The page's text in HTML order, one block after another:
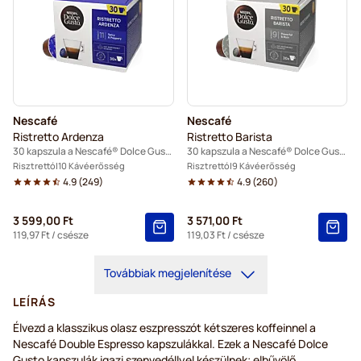
Nescafé
Ristretto Ardenza
30 kapszula a Nescafé® Dolce Gusto termékhez
Risztrettó 10 Kávéerősség
4.9(249)
3 599,00 Ft
119,97 Ft/ csésze
Nescafé
Ristretto Barista
30 kapszula a Nescafé® Dolce Gusto termékhez
Risztrettó 9 Kávéerősség
4.9(260)
3 571,00 Ft
119,03 Ft/ csésze
Továbbiak megjelenítése
LEÍRÁS
Élvezd a klasszikus olasz eszpresszót kétszeres koffeinnel a
Nescafé Double Espresso kapszulákkal. Ezek a Nescafé Dolce